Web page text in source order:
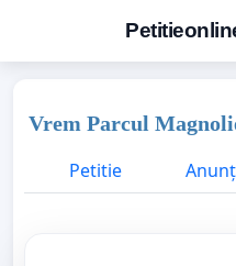
Vrem Parcul
Petitie